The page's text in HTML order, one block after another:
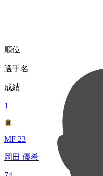
順位
選手名
成績
1
MF 23
岡田 優希